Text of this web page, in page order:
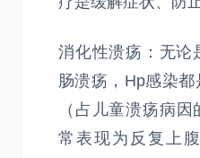
消化性溃疡：无论
肠溃疡，Hp感染
（占儿童溃疡病
常表现为反复上